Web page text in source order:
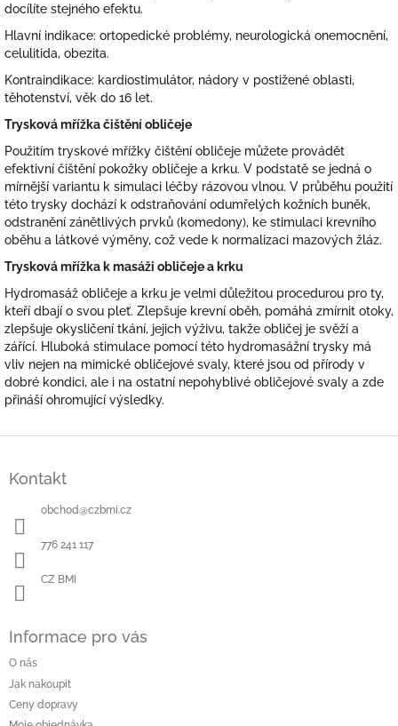
docílíte stejného efektu.
Hlavní indikace: ortopedické problémy, neurologická onemocnění,
celulitida, obezita.
Kontraindikace: kardiostimulátor, nádory v postižené oblasti,
těhotenství, věk do 16 let.
Trysková mřížka čištění obličeje
Použitím tryskové mřížky čištění obličeje můžete provádět
efektivní čištění pokožky obličeje a krku. V podstatě se jedná o
mírnější variantu k simulaci léčby rázovou vlnou. V průběhu použití
této trysky dochází k odstraňování odumřelých kožních buněk,
odstranění zánětlivých prvků (komedony), ke stimulaci krevního
oběhu a látkové výměny, což vede k normalizaci mazových žláz.
Trysková mřížka k masáži obličeje a krku
Hydromasáž obličeje a krku je velmi důležitou procedurou pro ty,
kteří dbají o svou pleť. Zlepšuje krevní oběh, pomáhá zmírnit otoky,
zlepšuje okysličení tkání, jejich výživu, takže obličej je svěží a
zářící. Hluboká stimulace pomocí této hydromasážní trysky má
vliv nejen na mimické obličejové svaly, které jsou od přírody v
dobré kondici, ale i na ostatní nepohyblivé obličejové svaly a zde
přináší ohromující výsledky.
Kontakt
obchod@czbmi.cz
776 241 117
CZ BMI
Informace pro vás
O nás
Jak nakoupit
Ceny dopravy